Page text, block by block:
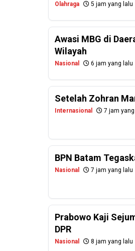
Olahraga 5 jam yang lalu
Awasi MBG di
Wilayah
Nasional 6 jam yang lalu
Setelah Zohran
Internasional 7 jam
BPN Batam
Nasional 7 jam yang lalu
Prabowo Kaji
DPR
Nasional 8 jam yang lalu